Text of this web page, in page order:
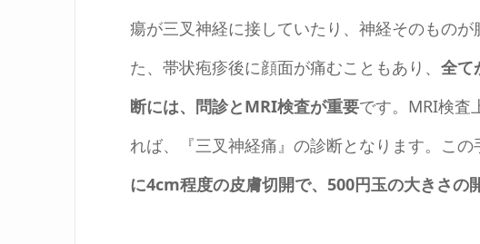
瘍が三叉神経に接していたり、神経そのもの
た、帯状疱疹後に顔面が痛むこともあり、 全て
断には、問診とMRI検査が重要です。MRI検査
れば、『三叉神経痛』の診断となります。この
に4cm程度の皮膚切開で、500円玉の大きさの